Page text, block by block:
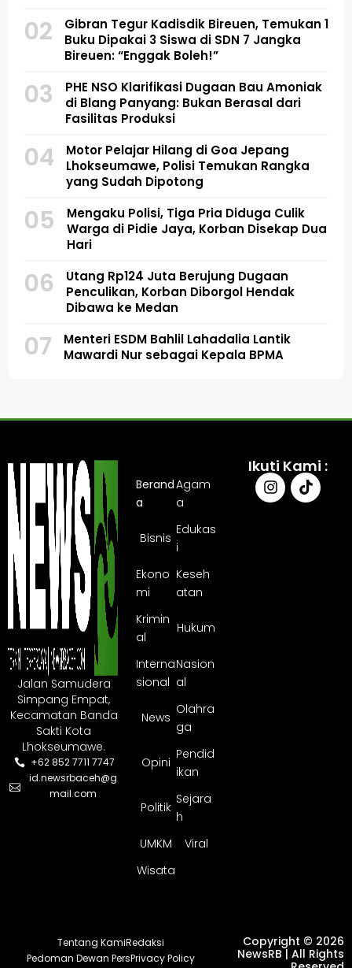
02
Gibran Tegur Kadisdik Bireuen, Temukan 1
Buku Dipakai 3 Siswa di SDN 7 Jangka
Bireuen: “Enggak Boleh!”
03
PHE NSO Klarifikasi Dugaan Bau Amoniak
di Blang Panyang: Bukan Berasal dari
Fasilitas Produksi
04
Motor Pelajar Hilang di Goa Jepang
Lhokseumawe, Polisi Temukan Rangka
yang Sudah Dipotong
05
Mengaku Polisi, Tiga Pria Diduga Culik
Warga di Pidie Jaya, Korban Disekap Dua
Hari
06
Utang Rp124 Juta Berujung Dugaan
Penculikan, Korban Diborgol Hendak
Dibawa ke Medan
07
Menteri ESDM Bahlil Lahadalia Lantik
Mawardi Nur sebagai Kepala BPMA
Jalan Samudera
Simpang Empat,
Kecamatan Banda
Sakti Kota
Lhokseumawe.
+62 852 7711 7747
id.newsrbaceh@g
mail.com
Berand
a
Agam
a
Bisnis
Edukas
i
Ekono
mi
Keseh
atan
Krimin
al
Hukum
Interna
sional
Nasion
al
News
Olahra
ga
Opini
Pendid
ikan
Politik
Sejara
h
UMKM
Viral
Wisata
Ikuti Kami :
Tentang KamiRedaksi
Pedoman Dewan PersPrivacy Policy
Copyright © 2026
NewsRB | All Rights